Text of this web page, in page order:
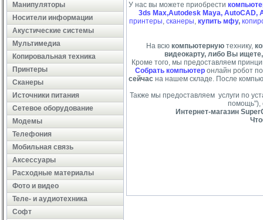
Манипуляторы
Носители информации
Акустические системы
Мультимедиа
Копировальная техника
Принтеры
Сканеры
Источники питания
Сетевое оборудование
Модемы
Телефония
Мобильная связь
Аксессуары
Расходные материалы
Фото и видео
Теле- и аудиотехника
Софт
У нас вы можете приобрести
3ds Max,Autodesk Maya, AutoCAD,
принтеры, сканеры, купить мфу,
На всю компьютерную технику,
видеокарту, либо Вы
Кроме того, мы предоставляем
Собрать компьютеронлайн робот
сейчас на нашем складе. После
Также мы предоставляем услуги по
помощь"),
Интернет-магазин